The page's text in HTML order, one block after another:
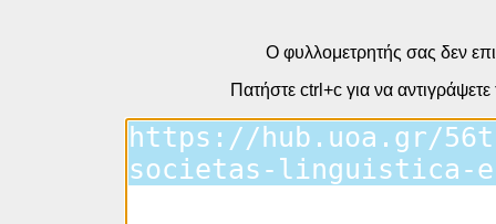
Ο φυλλομετρητής σας δεν
Πατήστε ctrl+c για να